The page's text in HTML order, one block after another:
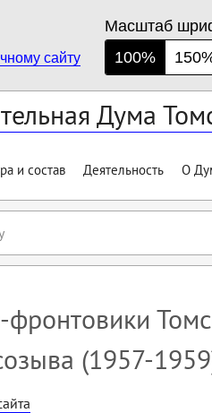
сайту
Масштаб
100%
Дума
и состав Деятельность О
(1957-